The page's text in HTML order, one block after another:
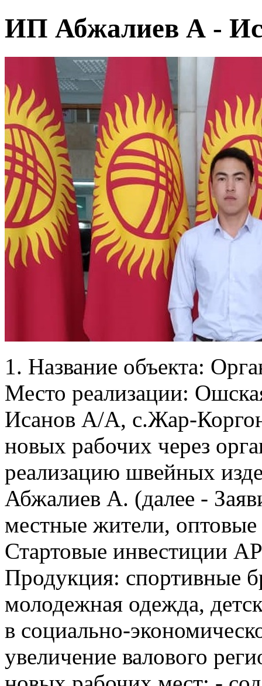
ИП Абжалиев А -
1. Название объекта:
Место реализации:
Исанов А/А, с.Жар-
новых рабочих через
реализацию швейных
Абжалиев А. (далее -
местные жители,
Стартовые инвестиции
Продукция: спортивные
молодежная одежда,
в социально-
увеличение валового